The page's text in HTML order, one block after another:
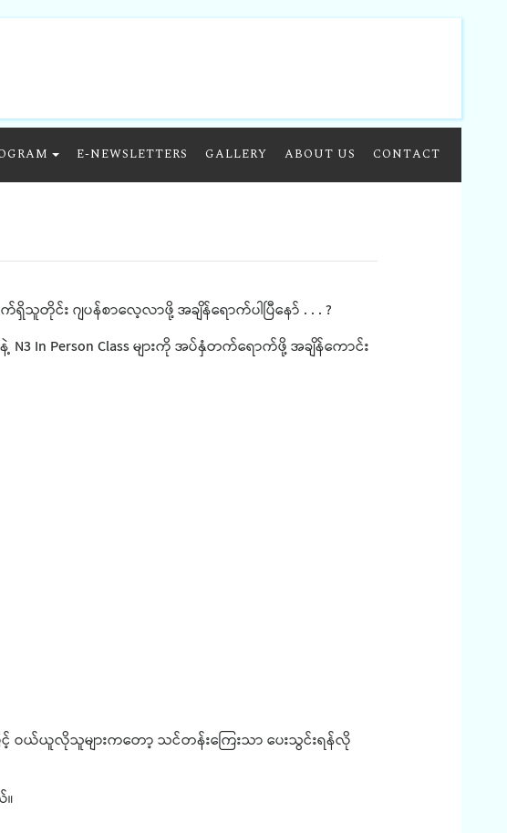
E-NEWSLETTERS GALLERY ABOUT US CONTACT
တိုင်း ဂျပန်စာလေ့လာဖို့ အချိန်ရောက်ပါပြီနော် . . . ?
N3 In Person Class များကို အပ်နှံတက်ရောက်ဖို့ အချိန်ကောင်း
ြင့် ဝယ်ယူလိုသူများကတော့ သင်တန်းကြေးသာ ပေးသွင်းရန်လို
။